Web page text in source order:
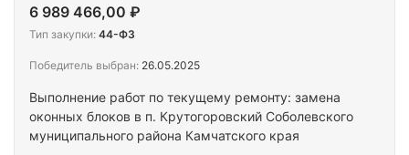
Выполнение работ по текущему ремонту: замена
оконных блоков в п. Крутогоровский Соболевского
муниципального района Камчатского края
6 989 466,00 ₽
Тип закупки: 44-ФЗ
Победитель выбран: 26.05.2025